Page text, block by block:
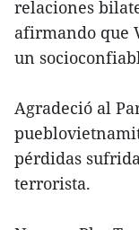
relaciones
afirmando que
un
Agradeció al
pérdidas
terrorista.